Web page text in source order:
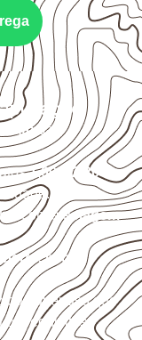
são
1,60 × 2,20 m e
com aselagem
seco,
qualquer uso que
ou requisitos